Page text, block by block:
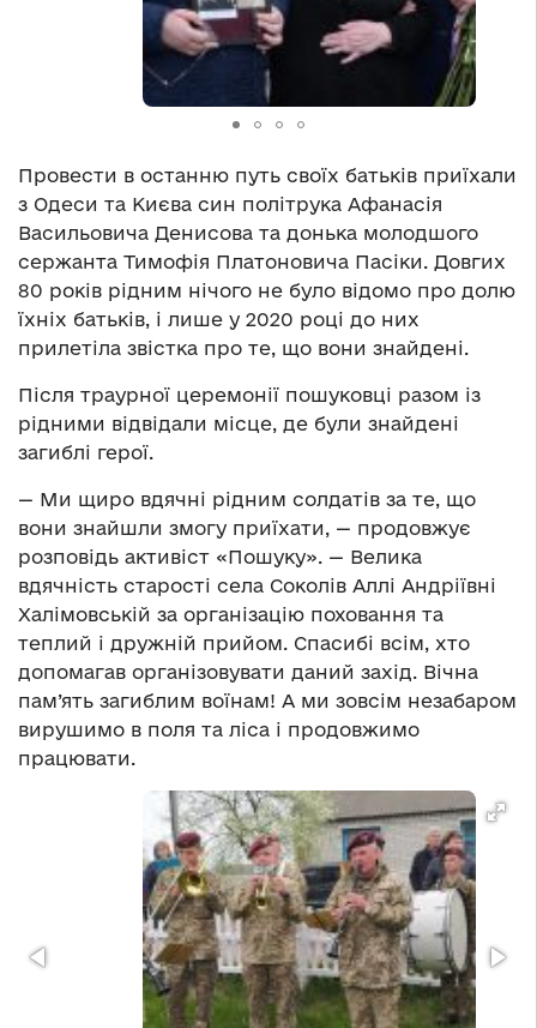
Провести в останню путь своїх батьків приїхали
з Одеси та Києва син політрука Афанасія
Васильовича Денисова та донька молодшого
сержанта Тимофія Платоновича Пасіки. Довгих
80 років рідним нічого не було відомо про долю
їхніх батьків, і лише у 2020 році до них
прилетіла звістка про те, що вони знайдені.
Після траурної церемонії пошуковці разом із
рідними відвідали місце, де були знайдені
загиблі герої.
— Ми щиро вдячні рідним солдатів за те, що
вони знайшли змогу приїхати, — продовжує
розповідь активіст «Пошуку». — Велика
вдячність старості села Соколів Аллі Андріївні
Халімовській за організацію поховання та
теплий і дружній прийом. Спасибі всім, хто
допомагав організовувати даний захід. Вічна
пам’ять загиблим воїнам! А ми зовсім незабаром
вирушимо в поля та ліса і продовжимо
працювати.